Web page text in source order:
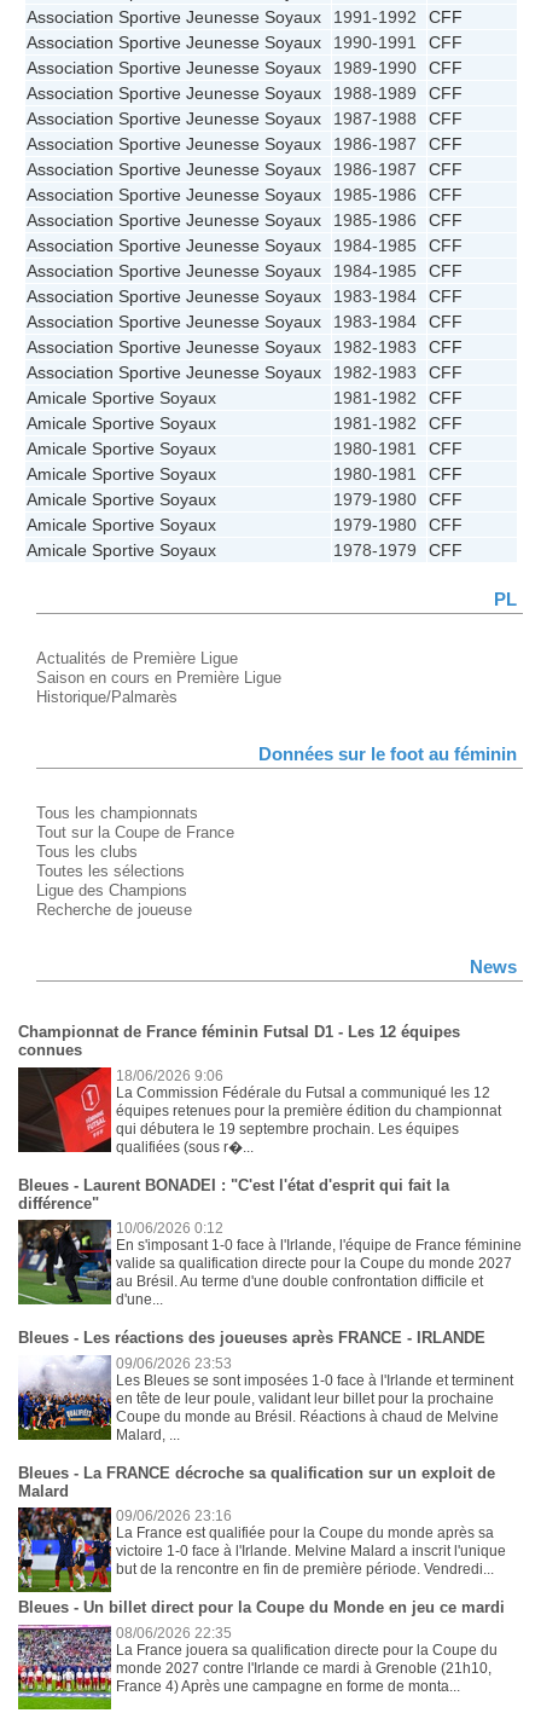
Association Sportive Jeunesse Soyaux
1991-1992
CFF
Association Sportive Jeunesse Soyaux
1990-1991
CFF
Association Sportive Jeunesse Soyaux
1989-1990
CFF
Association Sportive Jeunesse Soyaux
1988-1989
CFF
Association Sportive Jeunesse Soyaux
1987-1988
CFF
Association Sportive Jeunesse Soyaux
1986-1987
CFF
Association Sportive Jeunesse Soyaux
1986-1987
CFF
Association Sportive Jeunesse Soyaux
1985-1986
CFF
Association Sportive Jeunesse Soyaux
1985-1986
CFF
Association Sportive Jeunesse Soyaux
1984-1985
CFF
Association Sportive Jeunesse Soyaux
1984-1985
CFF
Association Sportive Jeunesse Soyaux
1983-1984
CFF
Association Sportive Jeunesse Soyaux
1983-1984
CFF
Association Sportive Jeunesse Soyaux
1982-1983
CFF
Association Sportive Jeunesse Soyaux
1982-1983
CFF
Amicale Sportive Soyaux
1981-1982
CFF
Amicale Sportive Soyaux
1981-1982
CFF
Amicale Sportive Soyaux
1980-1981
CFF
Amicale Sportive Soyaux
1980-1981
CFF
Amicale Sportive Soyaux
1979-1980
CFF
Amicale Sportive Soyaux
1979-1980
CFF
Amicale Sportive Soyaux
1978-1979 CFF
PL
Actualités de Première Ligue
Saison en cours en Première Ligue
Historique/Palmarès
Données sur le foot au féminin
Tous les championnats
Tout sur la Coupe de France
Tous les clubs
Toutes les sélections
Ligue des Champions
Recherche de joueuse
News
Championnat de France féminin Futsal D1 - Les 12 équipes
connues
18/06/2026 9:06
La Commission Fédérale du Futsal a communiqué les 12
équipes retenues pour la première édition du championnat
qui débutera le 19 septembre prochain. Les équipes
qualifiées (sous r�...
Bleues - Laurent BONADEI : "C'est l'état d'esprit qui fait la
différence"
10/06/2026 0:12
En s'imposant 1-0 face à l'Irlande, l'équipe de France féminine
valide sa qualification directe pour la Coupe du monde 2027
au Brésil. Au terme d'une double confrontation difficile et
d'une...
Bleues - Les réactions des joueuses après FRANCE - IRLANDE
09/06/2026 23:53
Les Bleues se sont imposées 1-0 face à l'Irlande et terminent
en tête de leur poule, validant leur billet pour la prochaine
Coupe du monde au Brésil. Réactions à chaud de Melvine
Malard, ...
Bleues - La FRANCE décroche sa qualification sur un exploit de
Malard
09/06/2026 23:16
La France est qualifiée pour la Coupe du monde après sa
victoire 1-0 face à l'Irlande. Melvine Malard a inscrit l'unique
but de la rencontre en fin de première période. Vendredi...
Bleues - Un billet direct pour la Coupe du Monde en jeu ce mardi
08/06/2026 22:35
La France jouera sa qualification directe pour la Coupe du
monde 2027 contre l'Irlande ce mardi à Grenoble (21h10,
France 4) Après une campagne en forme de monta...